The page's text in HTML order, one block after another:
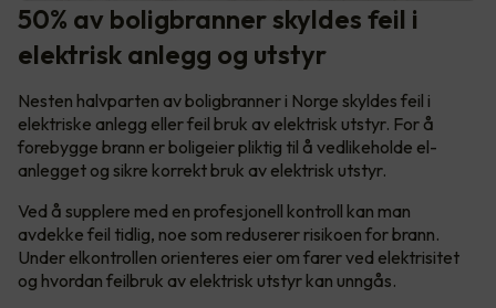
50% av boligbranner skyldes feil i
elektrisk anlegg og utstyr
Nesten halvparten av boligbranner i Norge skyldes feil i
elektriske anlegg eller feil bruk av elektrisk utstyr. For å
forebygge brann er boligeier pliktig til å vedlikeholde el-
anlegget og sikre korrekt bruk av elektrisk utstyr.
Ved å supplere med en profesjonell kontroll kan man
avdekke feil tidlig, noe som reduserer risikoen for brann.
Under elkontrollen orienteres eier om farer ved elektrisitet
og hvordan feilbruk av elektrisk utstyr kan unngås.